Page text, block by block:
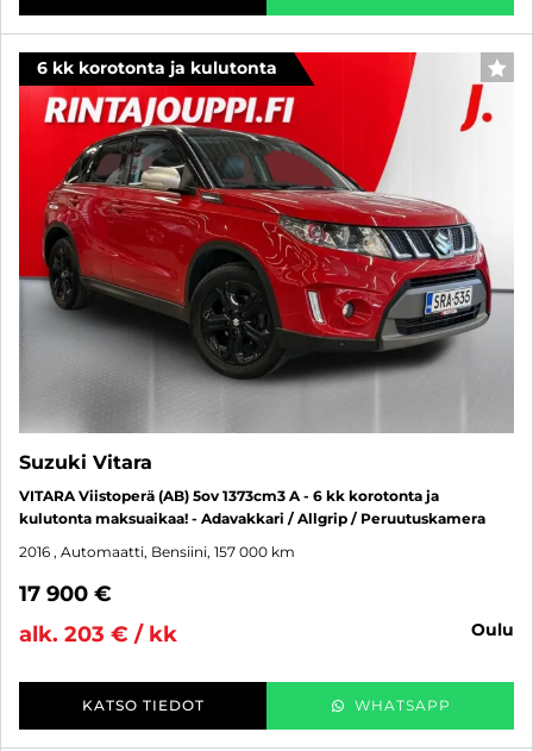
6 kk korotonta ja kulutonta
Suzuki Vitara
VITARA Viistoperä (AB) 5ov 1373cm3 A - 6 kk korotonta ja
kulutonta maksuaikaa! - Adavakkari / Allgrip / Peruutuskamera
2016 , Automaatti, Bensiini, 157 000 km
17 900 €
alk. 203 € / kk
oulu
KATSO TIEDOT WHATSAPP